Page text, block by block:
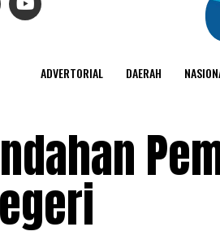
ADVERTORIAL DAERAH